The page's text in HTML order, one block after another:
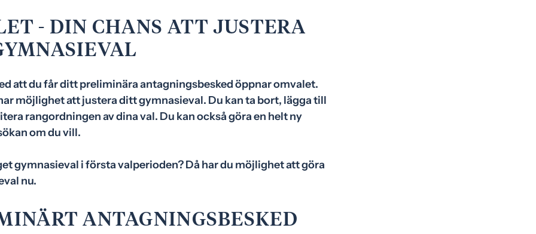
- DIN CHANS ATT JUSTERA
att du får ditt preliminära antagningsbesked öppnar omvalet.
möjlighet att justera ditt gymnasieval. Du kan ta bort, lägga till
rangordningen av dina val. Du kan också göra en helt ny
om du vill.
gymnasieval i första valperioden? Då har du möjlighet att göra
nu.
ANTAGNINGSBESKED